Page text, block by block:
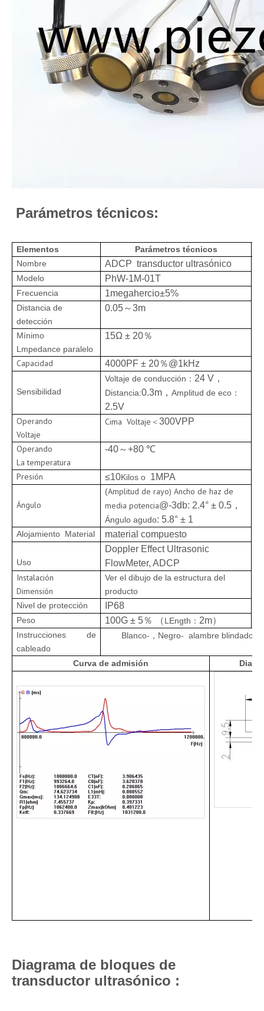
Parámetros técnicos:
Elementos
Parámetros técnicos
Nombre
ADCP transductor ultrasónico
Modelo PhW-1M-01T
Frecuencia 1megahercio±5%
Distancia de
detección
0.05～3m
Mínimo
Lmpedance paralelo
15Ω ± 20％
Capacidad 4000PF ± 20％@1kHz
Sensibilidad
Voltaje de conducción ： 24 V ，
Distancia:0.3m ， Amplitud de eco ：
2.5V
Operando
Voltaje
Cima Voltaje ＜300VPP
Operando
La temperatura
-40～+80 ℃
Presión ≤10Kilos o 1MPA
Ángulo
(Amplitud de rayo) Ancho de haz de
media potencia@-3db: 2.4° ± 0.5 ，
Ángulo agudo: 5.8° ± 1
Alojamiento Material material compuesto
Uso
Doppler Effect Ultrasonic
FlowMeter, ADCP
Instalación
Dimensión
Ver el dibujo de la estructura del
producto
Nivel de protección
IP68
Peso 100G ± 5％ （L Ength ： 2m）
Instrucciones de
cableado
Blanco- ， Negro- alambre blindado
Curva de admisión
Diagrama de bloques de
transductor ultrasónico :